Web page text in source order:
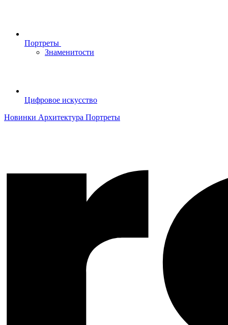
Портреты
Знаменитости
Цифровое искусство
Новинки Архитектура Портреты